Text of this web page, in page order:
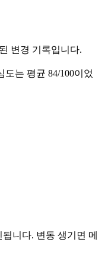
변경 기록입니다.
도는 평균 84/100이었
니다. 변동 생기면 메